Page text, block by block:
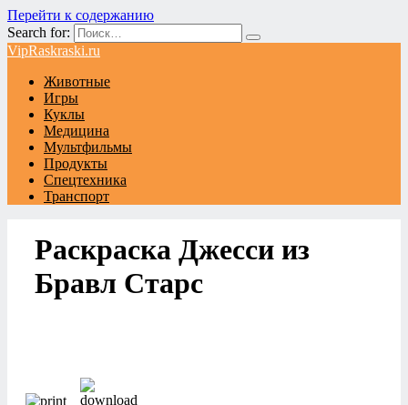
Перейти к содержанию
Search for:
VipRaskraski.ru
Животные
Игры
Куклы
Медицина
Мультфильмы
Продукты
Спецтехника
Транспорт
Раскраска Джесси из
Бравл Старс